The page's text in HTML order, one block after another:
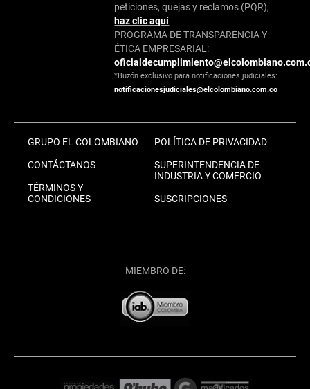
peticiones, quejas y reclamos (PQR),
haz clic aquí
PROGRAMA DE TRANSPARENCIA Y
ÉTICA EMPRESARIAL:
*Buzón exclusivo para notificaciones judiciales:
notificacionesjudiciales@elcolombiano.com.co
GRUPO EL COLOMBIANO
CONTÁCTANOS
TÉRMINOS Y
CONDICIONES
POLÍTICA DE PRIVACIDAD
SUPERINTENDENCIA DE
INDUSTRIA Y COMERCIO
SUSCRIPCIONES
MIEMBRO DE: